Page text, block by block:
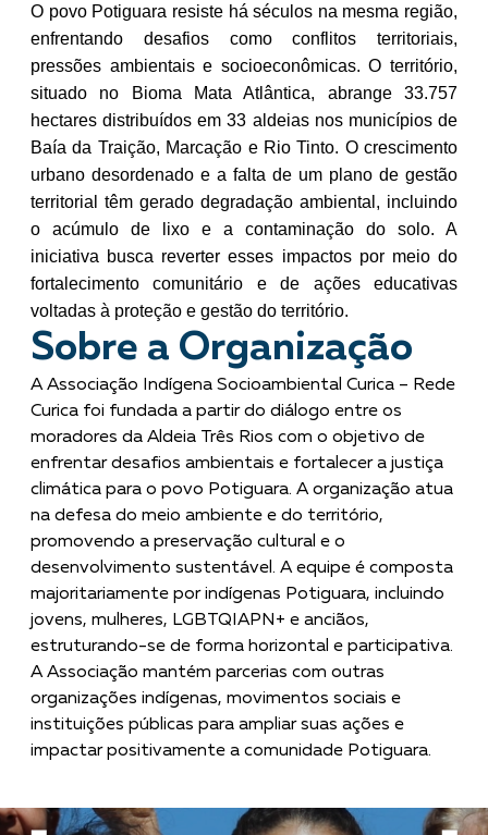
O povo Potiguara resiste há séculos na mesma região,
enfrentando desafios como conflitos territoriais,
pressões ambientais e socioeconômicas. O território,
situado no Bioma Mata Atlântica, abrange 33.757
hectares distribuídos em 33 aldeias nos municípios de
Baía da Traição, Marcação e Rio Tinto. O crescimento
urbano desordenado e a falta de um plano de gestão
territorial têm gerado degradação ambiental, incluindo
o acúmulo de lixo e a contaminação do solo. A
iniciativa busca reverter esses impactos por meio do
fortalecimento comunitário e de ações educativas
voltadas à proteção e gestão do território.
Sobre a Organização
A Associação Indígena Socioambiental Curica – Rede
Curica foi fundada a partir do diálogo entre os
moradores da Aldeia Três Rios com o objetivo de
enfrentar desafios ambientais e fortalecer a justiça
climática para o povo Potiguara. A organização atua
na defesa do meio ambiente e do território,
promovendo a preservação cultural e o
desenvolvimento sustentável. A equipe é composta
majoritariamente por indígenas Potiguara, incluindo
jovens, mulheres, LGBTQIAPN+ e anciãos,
estruturando-se de forma horizontal e participativa.
A Associação mantém parcerias com outras
organizações indígenas, movimentos sociais e
instituições públicas para ampliar suas ações e
impactar positivamente a comunidade Potiguara.­­­